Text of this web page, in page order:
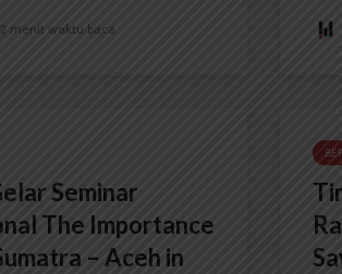
2 menit waktu baca
Seminar
The Importance
– Aceh in